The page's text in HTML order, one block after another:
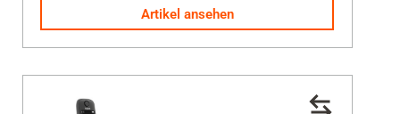
Sternen.
82
Bewertungen
Artikel ansehen